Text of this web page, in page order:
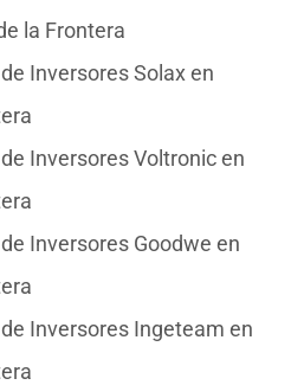
la Frontera
Inversores Solax en
Inversores Voltronic en
Inversores Goodwe en
Inversores Ingeteam en